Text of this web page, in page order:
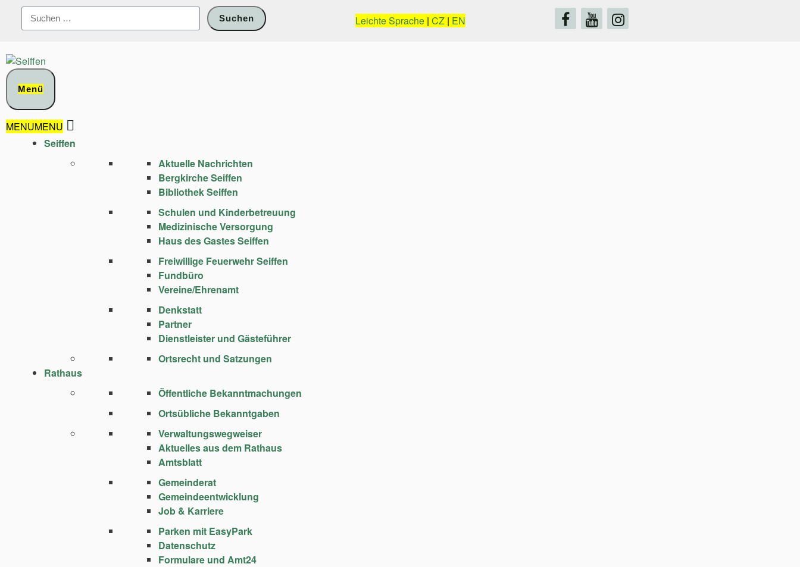
Suchen
nach:
Leichte Sprache | CZ | EN
Menü
MENUMENU
Seiffen
Aktuelle Nachrichten
Bergkirche Seiffen
Bibliothek Seiffen
Schulen und Kinder­betreuung
Medizinische Versorgung
Haus des Gastes Seiffen
Freiwillige Feuerwehr Seiffen
Fundbüro
Vereine/Ehrenamt
Denkstatt
Partner
Dienstleister und Gästeführer
Ortsrecht und Satzungen
Rathaus
Öffentliche Bekanntmachungen
Ortsübliche Bekanntgaben
Verwaltungswegweiser
Aktuelles aus dem Rathaus
Amtsblatt
Gemeinderat
Gemeindeentwicklung
Job & Karriere
Parken mit EasyPark
Datenschutz
Formulare und Amt24